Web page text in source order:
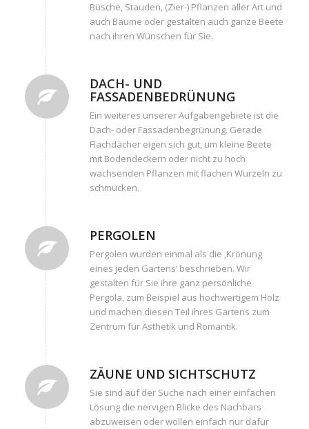
Büsche, Stauden, (Zier-) Pflanzen aller Art und
auch Bäume oder gestalten auch ganze Beete
nach ihren Wünschen für Sie.
DACH- UND
FASSADENBEDRÜNUNG
Ein weiteres unserer Aufgabengebiete ist die
Dach- oder Fassadenbegrünung. Gerade
Flachdächer eigen sich gut, um kleine Beete
mit Bodendeckern oder nicht zu hoch
wachsenden Pflanzen mit flachen Wurzeln zu
schmücken.
PERGOLEN
Pergolen wurden einmal als die ‚Krönung
eines jeden Gartens‘ beschrieben. Wir
gestalten für Sie ihre ganz persönliche
Pergola, zum Beispiel aus hochwertigem Holz
und machen diesen Teil ihres Gartens zum
Zentrum für Ästhetik und Romantik.
ZÄUNE UND SICHTSCHUTZ
Sie sind auf der Suche nach einer einfachen
Lösung die nervigen Blicke des Nachbars
abzuweisen oder wollen einfach nur dafür